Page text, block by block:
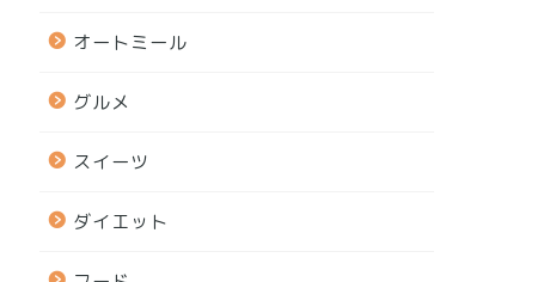
オートミール
グルメ
スイーツ
ダイエット